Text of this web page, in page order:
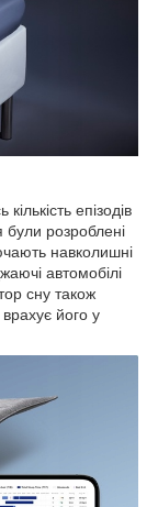
епізодів
були розроблені
навколишні
автомобілі
сну також
його у